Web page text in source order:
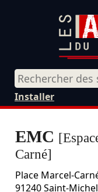
Installer
EMC
Carné]
Place Marcel-
91240 Saint-